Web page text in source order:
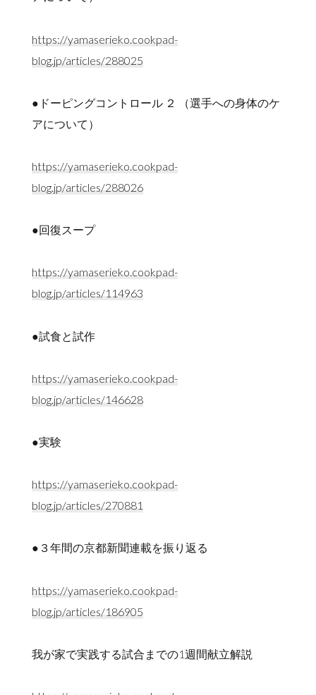
https://yamaserieko.cookpad-
blog.jp/articles/288025
●ドーピングコントロール ２ （選手への身体のケ
アについて）
https://yamaserieko.cookpad-
blog.jp/articles/288026
●回復スープ
https://yamaserieko.cookpad-
blog.jp/articles/114963
●試食と試作
https://yamaserieko.cookpad-
blog.jp/articles/146628
●実験
https://yamaserieko.cookpad-
blog.jp/articles/270881
●３年間の京都新聞連載を振り返る
https://yamaserieko.cookpad-
blog.jp/articles/186905
我が家で実践する試合までの1週間献立解説